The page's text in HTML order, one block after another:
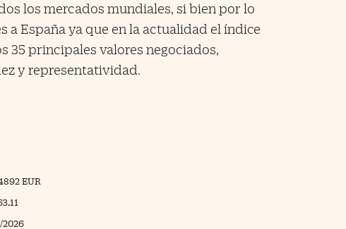
los mercados mundiales, si bien por lo
a España ya que en la actualidad el índice
35 principales valores negociados,
y representatividad.
EUR
2026